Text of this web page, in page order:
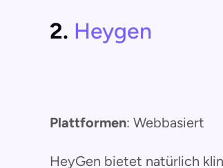
2. Heygen
Plattformen: Webbasiert
HeyGen bietet natürlich